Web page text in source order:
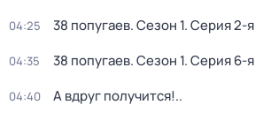
04:25 38 попугаев. Сезон 1. Серия 2-я
04:35 38 попугаев. Сезон 1. Серия 6-я
04:40 А вдруг получится!..